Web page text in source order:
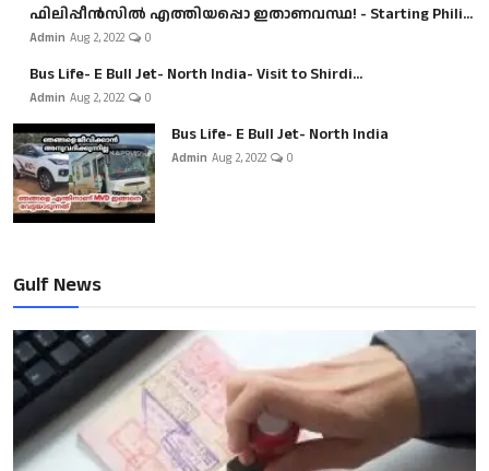
ഫിലിപ്പീൻസിൽ എത്തിയപ്പൊ ഇതാണവസ്ഥ! - Starting Phili...
Admin Aug 2, 2022 0
Bus Life- E Bull Jet- North India- Visit to Shirdi...
Admin Aug 2, 2022 0
Bus Life- E Bull Jet- North India
Admin Aug 2, 2022 0
Gulf News